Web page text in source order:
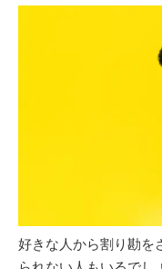
好きな人から割り勘を